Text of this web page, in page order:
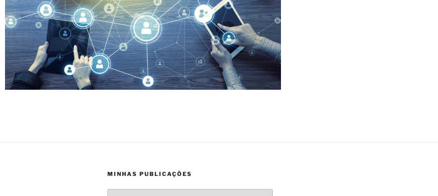
MINHAS PUBLICAÇÕES